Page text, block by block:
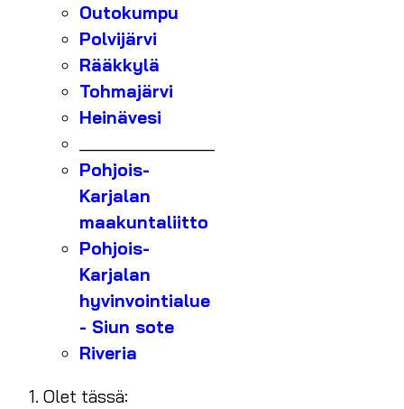
Outokumpu
Polvijärvi
Rääkkylä
Tohmajärvi
Heinävesi
Pohjois-
Karjalan
maakuntaliitto
Pohjois-
Karjalan
hyvinvointialue
- Siun sote
Riveria
Olet tässä: